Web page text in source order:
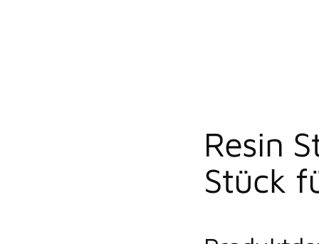
Resin
Stück